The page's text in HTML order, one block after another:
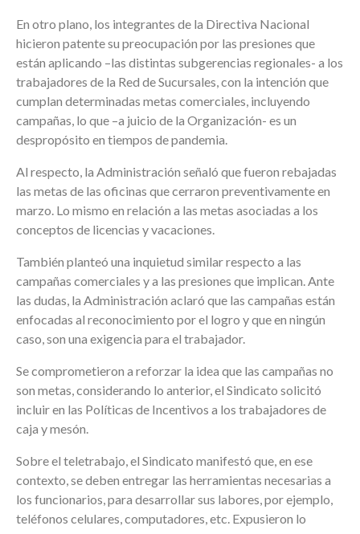
En otro plano, los integrantes de la Directiva Nacional
hicieron patente su preocupación por las presiones que
están aplicando –las distintas subgerencias regionales- a los
trabajadores de la Red de Sucursales, con la intención que
cumplan determinadas metas comerciales, incluyendo
campañas, lo que –a juicio de la Organización- es un
despropósito en tiempos de pandemia.
Al respecto, la Administración señaló que fueron rebajadas
las metas de las oficinas que cerraron preventivamente en
marzo. Lo mismo en relación a las metas asociadas a los
conceptos de licencias y vacaciones.
También planteó una inquietud similar respecto a las
campañas comerciales y a las presiones que implican. Ante
las dudas, la Administración aclaró que las campañas están
enfocadas al reconocimiento por el logro y que en ningún
caso, son una exigencia para el trabajador.
Se comprometieron a reforzar la idea que las campañas no
son metas, considerando lo anterior, el Sindicato solicitó
incluir en las Políticas de Incentivos a los trabajadores de
caja y mesón.
Sobre el teletrabajo, el Sindicato manifestó que, en ese
contexto, se deben entregar las herramientas necesarias a
los funcionarios, para desarrollar sus labores, por ejemplo,
teléfonos celulares, computadores, etc. Expusieron lo